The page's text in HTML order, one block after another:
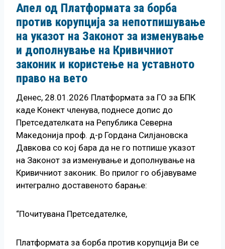
Апел од Платформата за борба
против корупција за непотпишување
на указот на Законот за изменување
и дополнување на Кривичниот
законик и користење на уставното
право на вето
Денес, 28.01.2026 Платформата за ГО за БПК
каде Конект членува, поднесе допис до
Претседателката на Република Северна
Македонија проф. д-р Гордана Силјановска
Давкова со кој бара да не го потпише указот
на Законот за изменување и дополнување на
Кривичниот законик. Во прилог го објавуваме
интегрално доставеното барање:
“Почитувана Претседателке,
Платформата за борба против корупција Ви се